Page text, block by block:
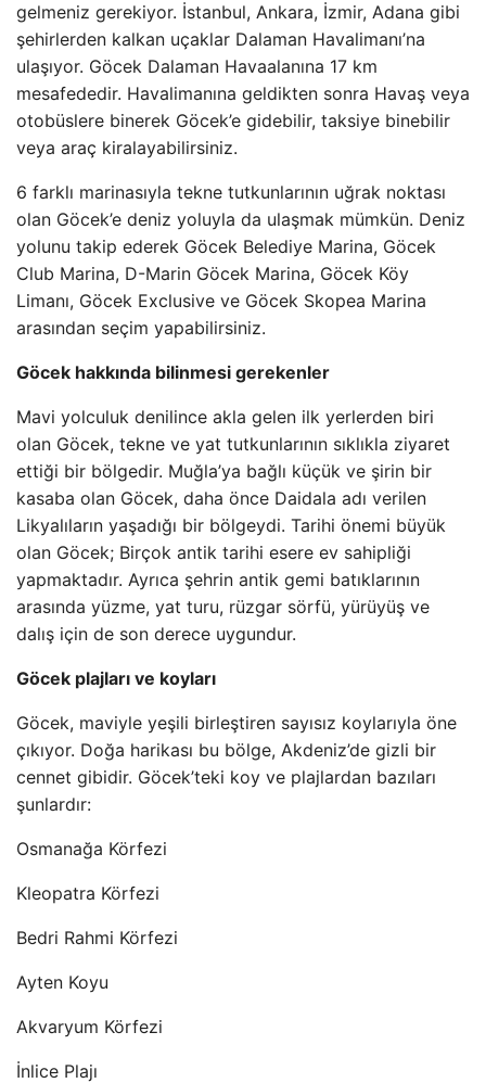
gelmeniz gerekiyor. İstanbul, Ankara, İzmir, Adana gibi
şehirlerden kalkan uçaklar Dalaman Havalimanı’na
ulaşıyor. Göcek Dalaman Havaalanına 17 km
mesafededir. Havalimanına geldikten sonra Havaş veya
otobüslere binerek Göcek’e gidebilir, taksiye binebilir
veya araç kiralayabilirsiniz.
6 farklı marinasıyla tekne tutkunlarının uğrak noktası
olan Göcek’e deniz yoluyla da ulaşmak mümkün. Deniz
yolunu takip ederek Göcek Belediye Marina, Göcek
Club Marina, D-Marin Göcek Marina, Göcek Köy
Limanı, Göcek Exclusive ve Göcek Skopea Marina
arasından seçim yapabilirsiniz.
Göcek hakkında bilinmesi gerekenler
Mavi yolculuk denilince akla gelen ilk yerlerden biri
olan Göcek, tekne ve yat tutkunlarının sıklıkla ziyaret
ettiği bir bölgedir. Muğla’ya bağlı küçük ve şirin bir
kasaba olan Göcek, daha önce Daidala adı verilen
Likyalıların yaşadığı bir bölgeydi. Tarihi önemi büyük
olan Göcek; Birçok antik tarihi esere ev sahipliği
yapmaktadır. Ayrıca şehrin antik gemi batıklarının
arasında yüzme, yat turu, rüzgar sörfü, yürüyüş ve
dalış için de son derece uygundur.
Göcek plajları ve koyları
Göcek, maviyle yeşili birleştiren sayısız koylarıyla öne
çıkıyor. Doğa harikası bu bölge, Akdeniz’de gizli bir
cennet gibidir. Göcek’teki koy ve plajlardan bazıları
şunlardır:
Osmanağa Körfezi
Kleopatra Körfezi
Bedri Rahmi Körfezi
Ayten Koyu
Akvaryum Körfezi
İnlice Plajı